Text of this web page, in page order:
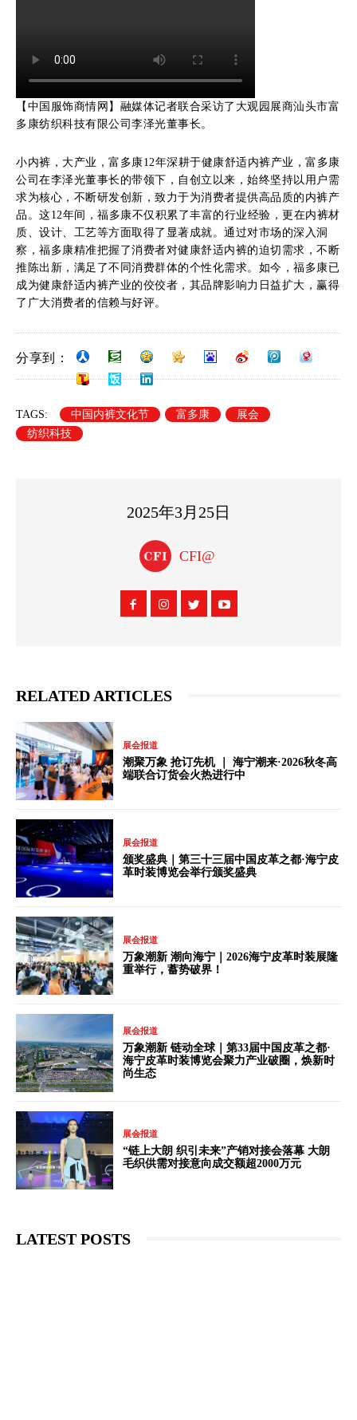
【中国服饰商情网】融媒体记者联合采访了大观园展商汕头市富
多康纺织科技有限公司李泽光董事长。
小内裤，大产业，富多康12年深耕于健康舒适内裤产业，富多康
公司在李泽光董事长的带领下，自创立以来，始终坚持以用户需
求为核心，不断研发创新，致力于为消费者提供高品质的内裤产
品。这12年间，福多康不仅积累了丰富的行业经验，更在内裤材
质、设计、工艺等方面取得了显著成就。通过对市场的深入洞
察，福多康精准把握了消费者对健康舒适内裤的迫切需求，不断
推陈出新，满足了不同消费群体的个性化需求。如今，福多康已
成为健康舒适内裤产业的佼佼者，其品牌影响力日益扩大，赢得
了广大消费者的信赖与好评。
分享到：
TAGS: 中国内裤文化节 富多康
展会
纺织科技
2025年3月25日
CFI@
RELATED ARTICLES
展会报道
潮聚万象 抢订先机 ｜ 海宁潮来·2026秋冬高
端联合订货会火热进行中
展会报道
颁奖盛典｜第三十三届中国皮革之都·海宁皮
革时装博览会举行颁奖盛典
展会报道
万象潮新 潮向海宁｜2026海宁皮革时装展隆
重举行，蓄势破界！
展会报道
万象潮新 链动全球｜第33届中国皮革之都·
海宁皮革时装博览会聚力产业破圈，焕新时
尚生态
展会报道
“链上大朗 织引未来”产销对接会落幕 大朗
毛织供需对接意向成交额超2000万元
LATEST POSTS